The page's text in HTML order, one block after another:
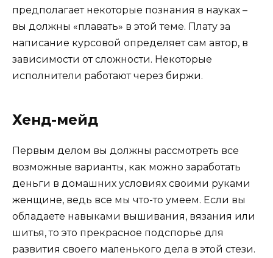
предполагает некоторые познания в науках –
вы должны «плавать» в этой теме. Плату за
написание курсовой определяет сам автор, в
зависимости от сложности. Некоторые
исполнители работают через биржи.
Хенд-мейд
Первым делом вы должны рассмотреть все
возможные варианты, как можно заработать
деньги в домашних условиях своими руками
женщине, ведь все мы что-то умеем. Если вы
обладаете навыками вышивания, вязания или
шитья, то это прекрасное подспорье для
развития своего маленького дела в этой стези.